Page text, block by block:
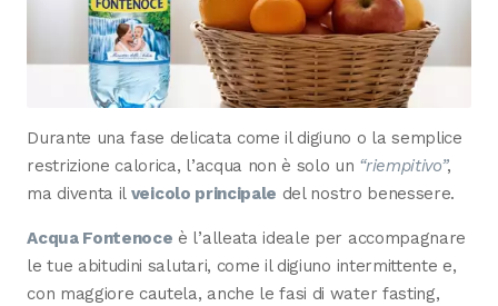
Durante una fase delicata come il digiuno o la semplice
restrizione calorica, l’acqua non è solo un “riempitivo”,
ma diventa il veicolo principale del nostro benessere.
Acqua Fontenoce è l’alleata ideale per accompagnare
le tue abitudini salutari, come il digiuno intermittente e,
con maggiore cautela, anche le fasi di water fasting,